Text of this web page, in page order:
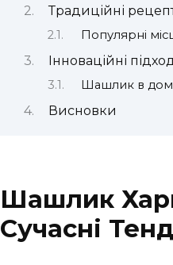
Традиційні
Популярні
Інноваційні
Шашлик в
Висновки
Шашлик
Сучасні